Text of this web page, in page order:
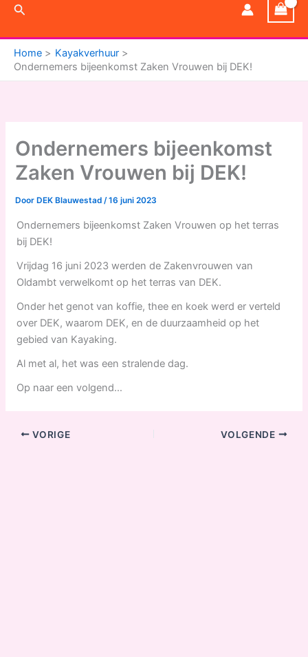
Zoeken
Home
Kayakverhuur
Ondernemers bijeenkomst Zaken Vrouwen bij DEK!
Ondernemers bijeenkomst
Zaken Vrouwen bij DEK!
Door DEK Blauwestad/16 juni 2023
Ondernemers bijeenkomst Zaken Vrouwen op het terras
bij DEK!
Vrijdag 16 juni 2023 werden de Zakenvrouwen van
Oldambt verwelkomt op het terras van DEK.
Onder het genot van koffie, thee en koek werd er verteld
over DEK, waarom DEK, en de duurzaamheid op het
gebied van Kayaking.
Al met al, het was een stralende dag.
Op naar een volgend…
VORIGE VOLGENDE